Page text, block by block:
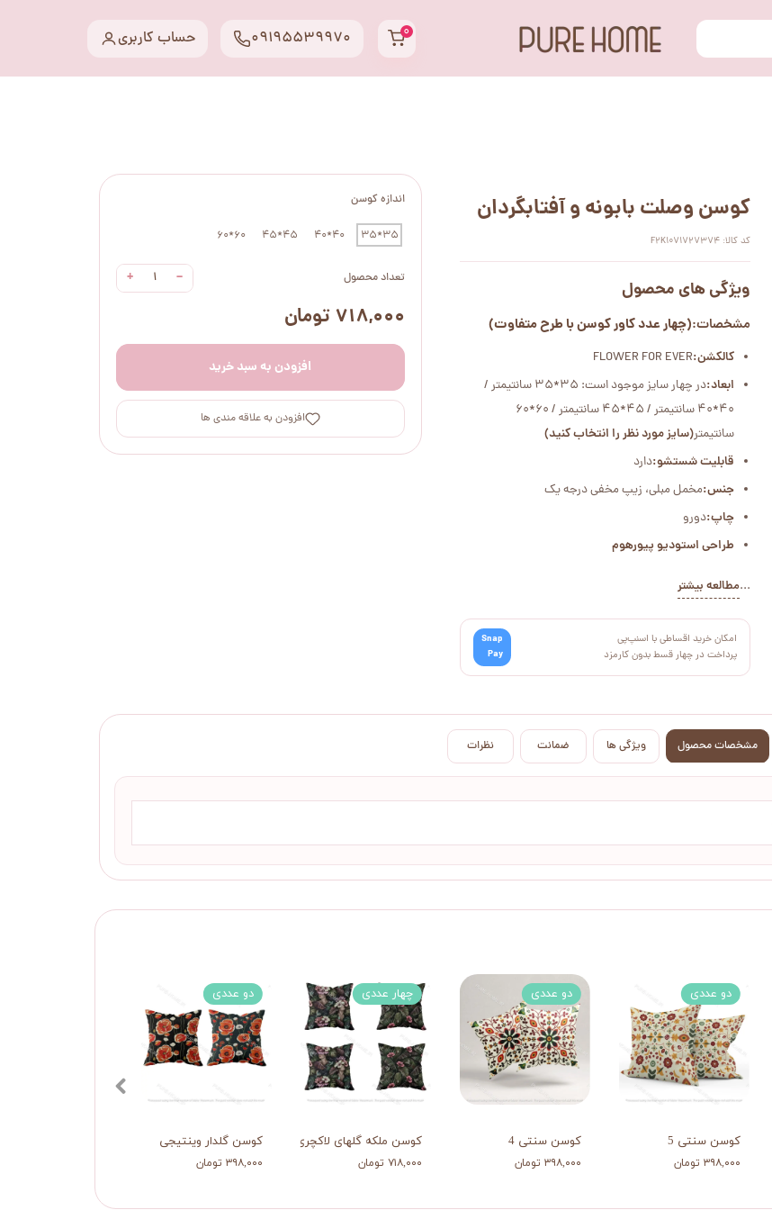
۰ حساب کاربری 09195539970
اندازه کوسن
35*35
40*40
45*45
60*60
تعداد محصول −
+
۷۱۸,۰۰۰ تومان
افزودن به سبد خرید
افزودن به علاقه مندی ها
کوسن وصلت بابونه و آفتابگردان
کد کالا: F2K1071727374
ویژگی های محصول
مشخصات:(چهار عدد کاور کوسن با طرح متفاوت)
کالکشن:FLOWER FOR EVER
ابعاد:
در چهار سایز موجود است: 35*35 سانتیمتر /
40*40 سانتیمتر / 45*45 سانتیمتر / 60*60
سانتیمتر(سایز مورد نظر را انتخاب کنید)
قابلیت شستشو:دارد
جنس:مخمل مبلی، زیپ مخفی درجه یک
چاپ:دورو
طراحی استودیو پیورهوم
...مطالعه بیشتر
امکان خرید اقساطی با اسنپ‌پی
پرداخت در چهار قسط بدون کارمزد
Snap
Pay
مشخصات محصول ویژگی ها ضمانت نظرات
کوسن گلدار وینتیجی
۳۹۸,۰۰۰ تومان
دو عددی
کوسن ملکه گلهای لاکچری
۷۱۸,۰۰۰ تومان
چهار عددی
کوسن سنتی 4
۳۹۸,۰۰۰ تومان
دو عددی
کوسن سنتی 5
۳۹۸,۰۰۰ تومان
دو عددی